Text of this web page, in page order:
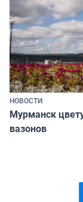
НОВОСТИ
Мурманск
вазонов